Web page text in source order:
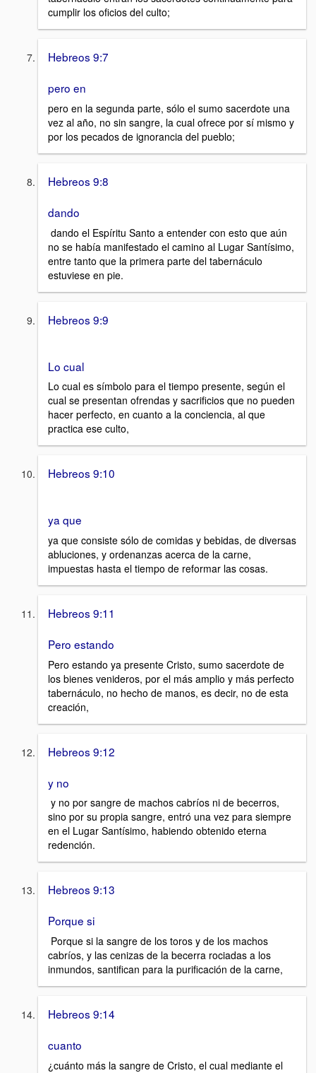
cumplir los oficios del culto;
Hebreos 9:7
pero en
pero en la segunda parte, sólo el sumo sacerdote una
vez al año, no sin sangre, la cual ofrece por sí mismo y
por los pecados de ignorancia del pueblo;
Hebreos 9:8
dando
dando el Espíritu Santo a entender con esto que aún
no se había manifestado el camino al Lugar Santísimo,
entre tanto que la primera parte del tabernáculo
estuviese en pie.
Hebreos 9:9
Lo cual
Lo cual es símbolo para el tiempo presente, según el
cual se presentan ofrendas y sacrificios que no pueden
hacer perfecto, en cuanto a la conciencia, al que
practica ese culto,
Hebreos 9:10
ya que
ya que consiste sólo de comidas y bebidas, de diversas
abluciones, y ordenanzas acerca de la carne,
impuestas hasta el tiempo de reformar las cosas.
Hebreos 9:11
Pero estando
Pero estando ya presente Cristo, sumo sacerdote de
los bienes venideros, por el más amplio y más perfecto
tabernáculo, no hecho de manos, es decir, no de esta
creación,
Hebreos 9:12
y no
y no por sangre de machos cabríos ni de becerros,
sino por su propia sangre, entró una vez para siempre
en el Lugar Santísimo, habiendo obtenido eterna
redención.
Hebreos 9:13
Porque si
Porque si la sangre de los toros y de los machos
cabríos, y las cenizas de la becerra rociadas a los
inmundos, santifican para la purificación de la carne,
Hebreos 9:14
cuanto
¿cuánto más la sangre de Cristo, el cual mediante el